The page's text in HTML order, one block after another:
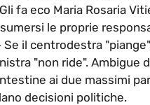
fa eco Maria Rosaria
le proprie
il centrodestra
"non ride". Ambigue
ai due massimi
decisioni politiche.